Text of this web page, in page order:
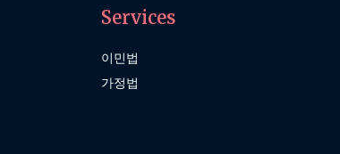
Services
이민법
가정법